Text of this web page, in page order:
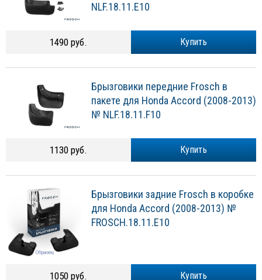
NLF.18.11.E10
Купить
1490 руб.
Брызговики передние Frosch в
пакете для Honda Accord (2008-2013)
№ NLF.18.11.F10
Купить
1130 руб.
Брызговики задние Frosch в коробке
для Honda Accord (2008-2013) №
FROSCH.18.11.E10
Купить
1050 руб.